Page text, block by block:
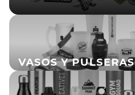
VASOS Y PULSERAS